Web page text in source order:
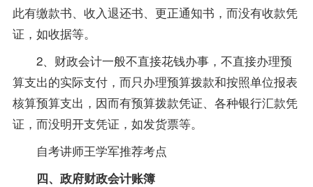
此有缴款书、收入退还书、更正通知书，而没有收款凭
证，如收据等。
2、财政会计一般不直接花钱办事，不直接办理预
算支出的实际支付，而只办理预算拨款和按照单位报表
核算预算支出，因而有预算拨款凭证、各种银行汇款凭
证，而没明开支凭证，如发货票等。
自考讲师王学军推荐考点
四、政府财政会计账簿